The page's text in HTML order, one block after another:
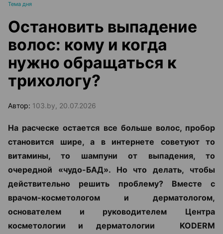
Тема дня
Остановить выпадение
волос: кому и когда
нужно обращаться к
трихологу?
Автор: 103.by, 20.07.2026
На расческе остается все больше волос, пробор
становится шире, а в интернете советуют то
витамины, то шампуни от выпадения, то
очередной «чудо-БАД». Но что делать, чтобы
действительно решить проблему? Вместе с
врачом-косметологом и дерматологом,
основателем и руководителем Центра
косметологии и дерматологии KODERM